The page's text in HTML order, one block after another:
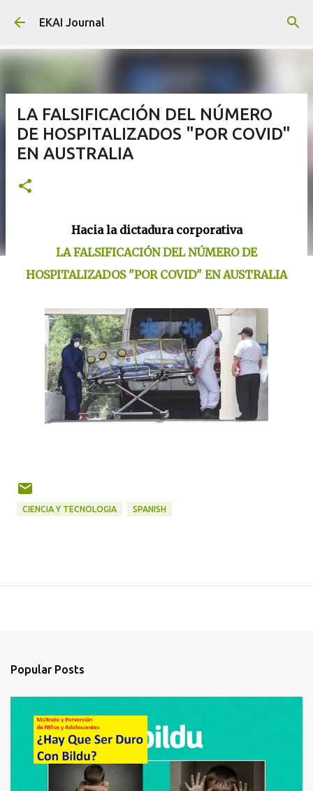
EKAI Journal
LA FALSIFICACIÓN DEL NÚMERO
DE HOSPITALIZADOS "POR COVID"
EN AUSTRALIA
Hacia la dictadura corporativa
LA FALSIFICACIÓN DEL NÚMERO DE
HOSPITALIZADOS "POR COVID" EN AUSTRALIA
CIENCIA Y TECNOLOGIA SPANISH
Popular Posts